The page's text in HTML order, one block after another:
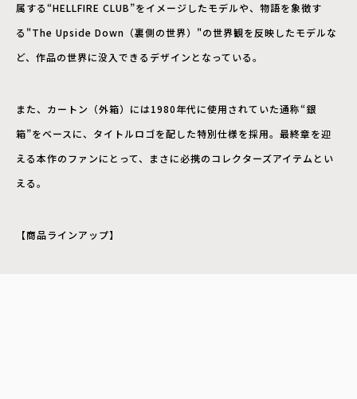
属する“HELLFIRE CLUB”をイメージしたモデルや、物語を象徴す
る"The Upside Down（裏側の世界）"の世界観を反映したモデルな
ど、作品の世界に没入できるデザインとなっている。
また、カートン（外箱）には1980年代に使用されていた通称“銀
箱”をベースに、タイトルロゴを配した特別仕様を採用。最終章を迎
える本作のファンにとって、まさに必携のコレクターズアイテムとい
える。
【商品ラインアップ】